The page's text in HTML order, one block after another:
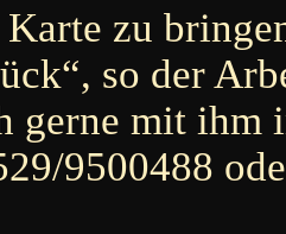
zu
so der
gerne mit ihm
9500488